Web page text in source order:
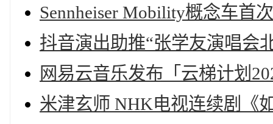
Sennheiser Mobility概念车首
抖音演出助推“张学友演唱会
网易云音乐发布「云梯计划
米津玄师 NHK电视连续剧《